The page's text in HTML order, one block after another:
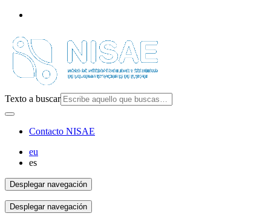
Texto a buscar
Contacto NISAE
eu
es
Desplegar navegación
Desplegar navegación